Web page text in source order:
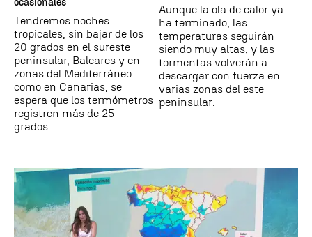
Tendremos noches
tropicales, sin bajar de los
20 grados en el sureste
peninsular, Baleares y en
zonas del Mediterráneo
como en Canarias, se
espera que los termómetros
registren más de 25
grados.
Aunque la ola de calor ya
ha terminado, las
temperaturas seguirán
siendo muy altas, y las
tormentas volverán a
descargar con fuerza en
varias zonas del este
peninsular.